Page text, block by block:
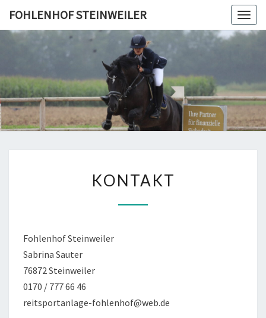
content
FOHLENHOF STEINWEILER
KONTAKT
Fohlenhof Steinweiler
Sabrina Sauter
76872 Steinweiler
0170 / 777 66 46
reitsportanlage-fohlenhof@web.de